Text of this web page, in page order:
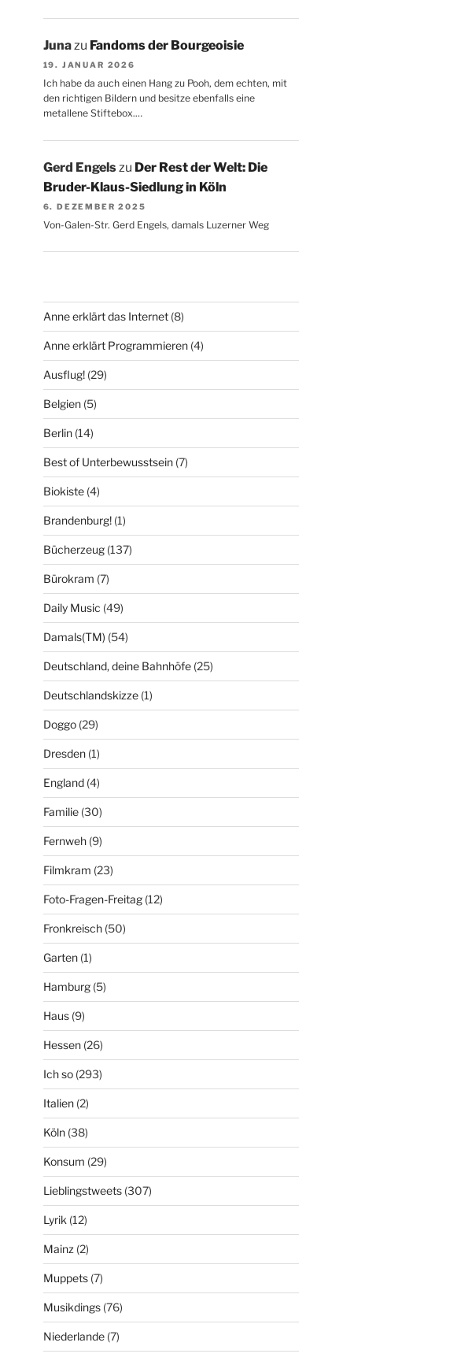
Junazu Fandoms der Bourgeoisie
19. JANUAR 2026
Ich habe da auch einen Hang zu Pooh, dem echten, mit
den richtigen Bildern und besitze ebenfalls eine
metallene Stiftebox.…
Gerd Engelszu Der Rest der Welt: Die
Bruder-Klaus-Siedlung in Köln
6. DEZEMBER 2025
Von-Galen-Str. Gerd Engels, damals Luzerner Weg
Anne erklärt das Internet(8)
Anne erklärt Programmieren(4)
Ausflug!(29)
Belgien(5)
Berlin(14)
Best of Unterbewusstsein(7)
Biokiste(4)
Brandenburg!(1)
Bücherzeug(137)
Bürokram (7)
Daily Music (49)
Damals(TM) (54)
Deutschland, deine Bahnhöfe(25)
Deutschlandskizze(1)
Doggo(29)
Dresden(1)
England(4)
Familie(30)
Fernweh(9)
Filmkram (23)
Foto-Fragen-Freitag(12)
Fronkreisch(50)
Garten(1)
Hamburg(5)
Haus(9)
Hessen(26)
Ich so(293)
Italien(2)
Köln(38)
Konsum (29)
Lieblingstweets(307)
Lyrik (12)
Mainz (2)
Muppets(7)
Musikdings(76)
Niederlande(7)